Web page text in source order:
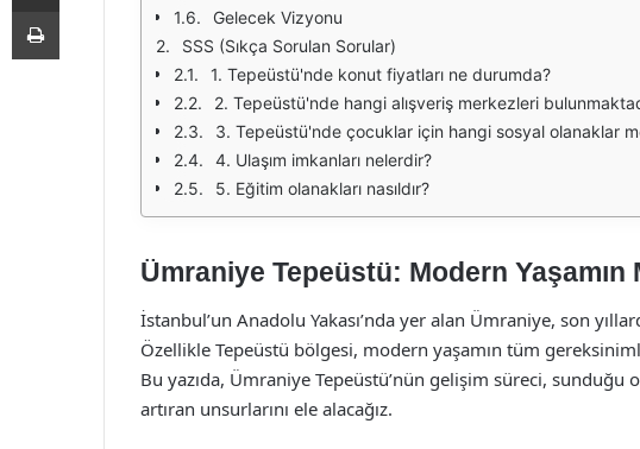
Gelecek Vizyonu
SSS (Sıkça Sorulan Sorular)
1. Tepeüstü'nde konut fiyatları ne durumda?
2. Tepeüstü'nde hangi alışveriş merkezleri
3. Tepeüstü'nde çocuklar için hangi sosyal olanaklar
4. Ulaşım imkanları nelerdir?
5. Eğitim olanakları nasıldır?
Ümraniye Tepeüstü: Modern Yaşamın
İstanbul’un Anadolu Yakası’nda yer alan Ümraniye, son
Özellikle Tepeüstü bölgesi, modern yaşamın tüm
Bu yazıda, Ümraniye Tepeüstü’nün gelişim süreci,
artıran unsurlarını ele alacağız.